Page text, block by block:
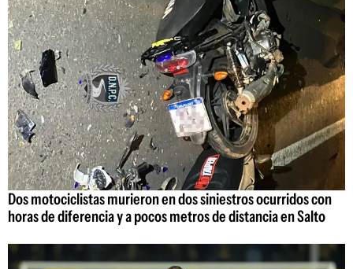
Dos motociclistas murieron en dos siniestros ocurridos con
horas de diferencia y a pocos metros de distancia en Salto